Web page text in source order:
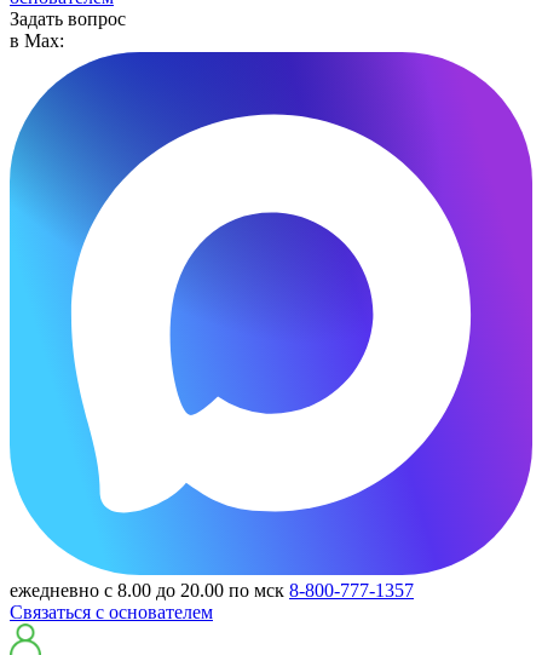
Задать вопрос
в Max:
ежедневно с 8.00 до 20.00 по мск 8-800-777-1357
Связаться с основателем